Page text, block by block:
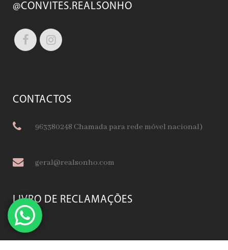
@CONVITES.REALSONHO
CONTACTOS
963380248 Chamada para rede móvel nacional)
geral@realsonho.com
LIVRO DE RECLAMAÇÕES